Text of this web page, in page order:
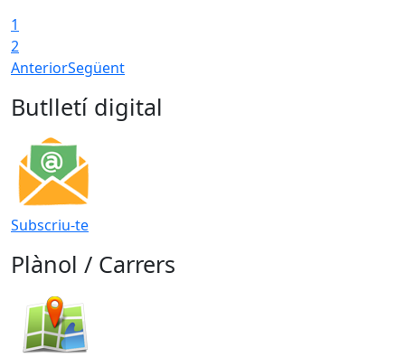
1
2
AnteriorSegüent
Butlletí digital
Subscriu-te
Plànol / Carrers